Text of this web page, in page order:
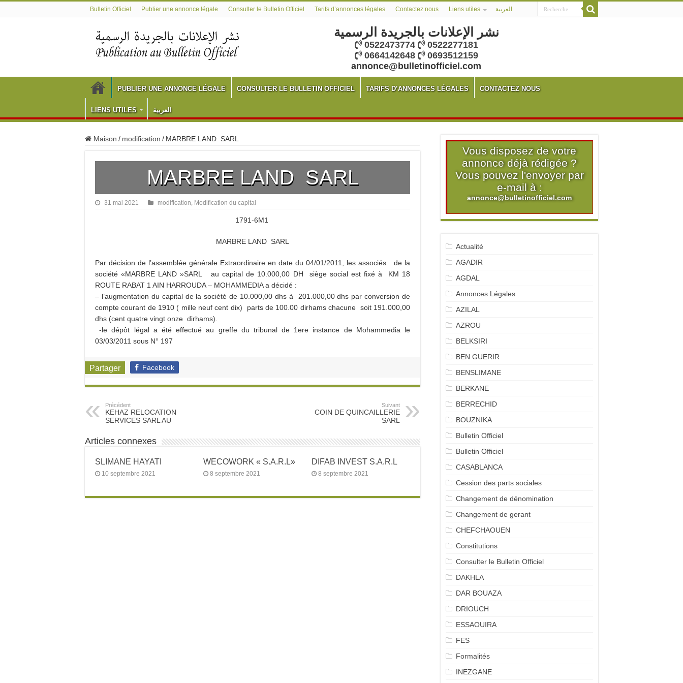
Bulletin Officiel Publier une annonce légale Consulter le Bulletin Officiel Tarifs d’annonces légales Contactez nous Liens utiles العربية
نشر الإعلانات بالجريدة الرسمية
0522473774
0522277181
0664142648
0693512159
annonce@bulletinofficiel.com
PUBLIER UNE ANNONCE LÉGALE CONSULTER LE BULLETIN OFFICIEL TARIFS D’ANNONCES LÉGALES CONTACTEZ NOUS
LIENS UTILES العربية
Maison / modification / MARBRE LAND SARL
MARBRE LAND SARL
31 mai 2021 modification, Modification du capital
1791-6M1
MARBRE LAND SARL
Par décision de l’assemblée générale Extraordinaire en date du 04/01/2011, les associés de la
société «MARBRE LAND »SARL au capital de 10.000,00 DH siège social est fixé à KM 18
ROUTE RABAT 1 AIN HARROUDA – MOHAMMEDIA a décidé :
– l’augmentation du capital de la société de 10.000,00 dhs à 201.000,00 dhs par conversion de
compte courant de 1910 ( mille neuf cent dix) parts de 100.00 dirhams chacune soit 191.000,00
dhs (cent quatre vingt onze dirhams).
-le dépôt légal a été effectué au greffe du tribunal de 1ere instance de Mohammedia le
03/03/2011 sous N° 197
Partager Facebook
Précédent
KEHAZ RELOCATION
SERVICES SARL AU
Suivant
COIN DE QUINCAILLERIE
SARL
Articles connexes
SLIMANE HAYATI
10 septembre 2021
WECOWORK « S.A.R.L»
8 septembre 2021
DIFAB INVEST S.A.R.L
8 septembre 2021
Vous disposez de votre
annonce déjà rédigée ?
Vous pouvez l'envoyer par
e-mail à :
annonce@bulletinofficiel.com
Actualité
AGADIR
AGDAL
Annonces Légales
AZILAL
AZROU
BELKSIRI
BEN GUERIR
BENSLIMANE
BERKANE
BERRECHID
BOUZNIKA
Bulletin Officiel
Bulletin Officiel
CASABLANCA
Cession des parts sociales
Changement de dénomination
Changement de gerant
CHEFCHAOUEN
Constitutions
Consulter le Bulletin Officiel
DAKHLA
DAR BOUAZA
DRIOUCH
ESSAOUIRA
FES
Formalités
INEZGANE